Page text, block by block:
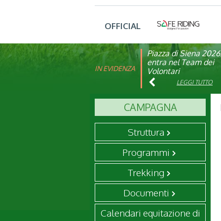
OFFICIAL
IN EVIDENZA
Piazza di Siena
entra nel Team dei
Volontari
LEGGI TUTTO
FISE: aperta la
affiliazione 2026
LEGGI TUTTO
CAMPAGNA
Struttura
Programmi
Trekking
Documenti
Calendari equitazione di